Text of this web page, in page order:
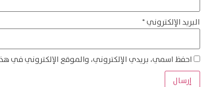
البريد الإلكتروني*
احفظ اسمي، بريدي الإلكتروني، والموقع الإلكتروني في